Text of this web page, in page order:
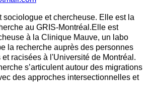
sociologue et chercheuse. Elle est la
au GRIS-Montréal.Elle est
à la Clinique Mauve, un labo
la recherche auprès des personnes
et racisées à l'Université de Montréal.
s’articulent autour des migrations
des approches intersectionnelles et